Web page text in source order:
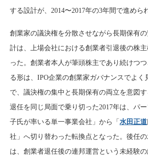
する設計が、2014〜2017年の3年間で進めら
創業家の議決権を分散させながら長期保有
計は、上場会社における創業者引退後の株
った。創業者本人が筆頭株主であり続けつ
る形は、IPO企業の創業家ガバナンスでよく
で、議決権の集中と長期保有の両立を意図
退任を同じ局面で乗り切った2017年は、パ
子氏が率いる単一事業会社」から「 水田正道
社」へ切り替わった転換点となった。後任
は、創業者退任後の連邦運営という未経験